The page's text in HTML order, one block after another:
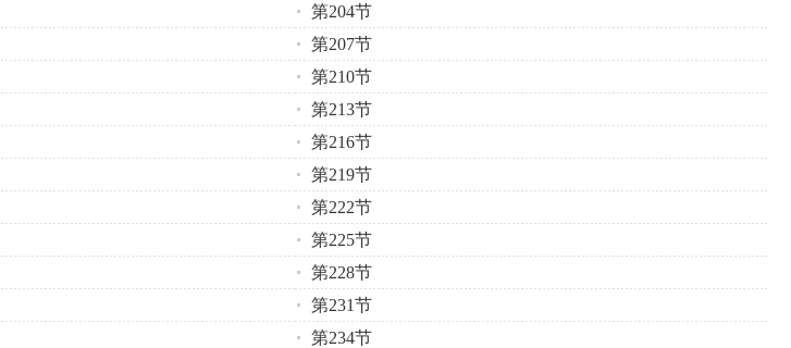
第204节
第207节
第210节
第213节
第216节
第219节
第222节
第225节
第228节
第231节
第234节